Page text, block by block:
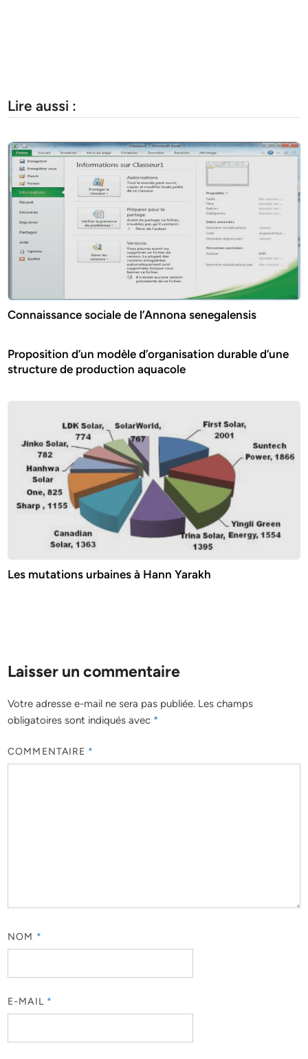
Lire aussi :
Connaissance sociale de l’Annona senegalensis
Proposition d’un modèle d’organisation durable d’une
structure de production aquacole
Les mutations urbaines à Hann Yarakh
Laisser un commentaire
Votre adresse e-mail ne sera pas publiée. Les champs
obligatoires sont indiqués avec *
COMMENTAIRE *
NOM *
E-MAIL *